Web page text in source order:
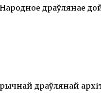
Народное драўлянае
драўлянай